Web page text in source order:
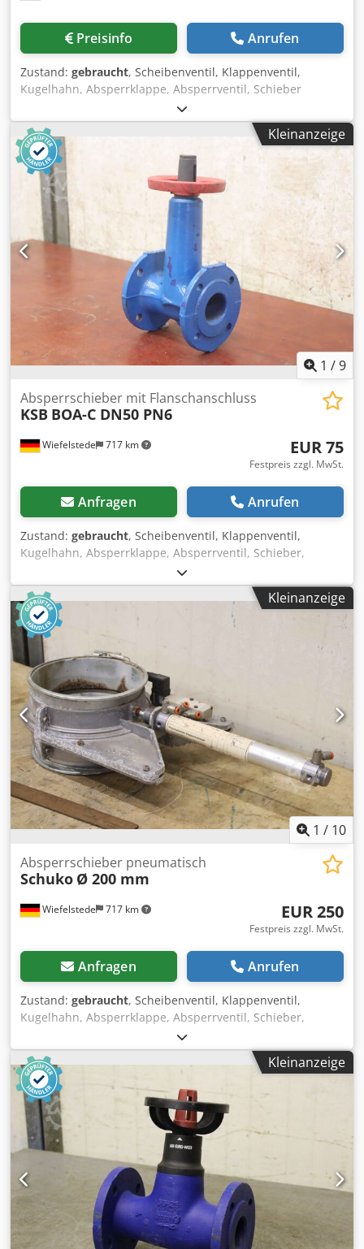
Preisinfo Anrufen
Zustand: gebraucht, Scheibenventil, Klappenventil,
Kugelhahn, Absperrklappe, Absperrventil, Schieber
Chjdpjf Ek Igofx Alrea -Absperrschieber: MAW Typ NW
40/32 ND 40 Edelstahl -Ventilantrieb: Leibfried Typ LDA
309-1 pneumatisch -Nenndruck: 7 bar -Anschluß: Innen Ø
40 mm -Abmessungen: 375/150/H195 mm -Gewicht: 14 kg
Kleinanzeige
1 /9
Wiefelstede 717 km
Absperrschieber mit Flanschanschluss
KSB BOA-C DN50 PN6
EUR 75
Festpreis zzgl. MwSt.
Anfragen Anrufen
Zustand: gebraucht, Scheibenventil, Klappenventil,
Kugelhahn, Absperrklappe, Absperrventil, Schieber,
Membranventil, Membran-Absperrventil, Flanschen-
Absperrventil -Hersteller: KSB, Absperrschieber
Absperrventil Typ BOA-C -Anschluß: DN50 PN6 -Anzahl: 4x
Ventil vorhanden Chjdpfortcd Nox Alrsa -Preis: pro Stück -
Abmessung: 120/100/H210 mm -Gewicht: 6 kg/St.
Kleinanzeige
1 / 10
Wiefelstede 717 km
Absperrschieber pneumatisch
Schuko Ø 200 mm
EUR 250
Festpreis zzgl. MwSt.
Anfragen Anrufen
Zustand: gebraucht, Scheibenventil, Klappenventil,
Kugelhahn, Absperrklappe, Absperrventil, Schieber,
Pneumatischer Energiesparschieber -Hersteller: Schuko,
Pneumatischer Absperrschieber Typ 200 -Durchmesser:
200 mm -Ventilantrieb: 220 V , umrüstbar auf 24 V
Codpfxomydm Uo Alroha -Nenndruck: max. 6 bar -Anzahl:
3x Absperrschieber vorhanden -Preis: pro Stück -
Abmessungen: 610/260/H155mm -Gewicht: 6,1 kg/St.
Kleinanzeige